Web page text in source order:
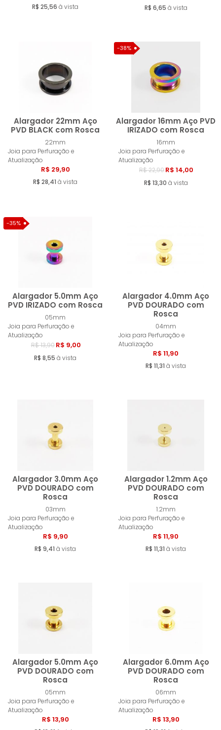
R$ 25,56 à vista R$ 6,65 à vista
Alargador 22mm Aço
PVD BLACK com Rosca
22mm
Joia para Perfuração e
Atualização
R$ 29,90
R$ 28,41 à vista
Comprar
-38%
Alargador 16mm Aço PVD
IRIZADO com Rosca
16mm
Joia para Perfuração e
Atualização
R$ 22,90R$ 14,00
R$ 13,30 à vista
-35%
Alargador 5.0mm Aço
PVD IRIZADO com Rosca
05mm
Joia para Perfuração e
Atualização
R$ 13,90 R$ 9,00
R$ 8,55 à vista
Comprar
Alargador 4.0mm Aço
PVD DOURADO com
Rosca
04mm
Joia para Perfuração e
Atualização
R$ 11,90
R$ 11,31 à vista
Alargador 3.0mm Aço
PVD DOURADO com
Rosca
03mm
Joia para Perfuração e
Atualização
R$ 9,90
R$ 9,41 à vista
Comprar
Alargador 1.2mm Aço
PVD DOURADO com
Rosca
1.2mm
Joia para Perfuração e
Atualização
R$ 11,90
R$ 11,31 à vista
Alargador 5.0mm Aço
PVD DOURADO com
Rosca
05mm
Joia para Perfuração e
Atualização
R$ 13,90
Comprar
Alargador 6.0mm Aço
PVD DOURADO com
Rosca
06mm
Joia para Perfuração e
Atualização
R$ 13,90